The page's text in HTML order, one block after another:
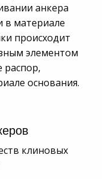
анкера
в материале
происходит
элементом
распор,
основания.
клиновых